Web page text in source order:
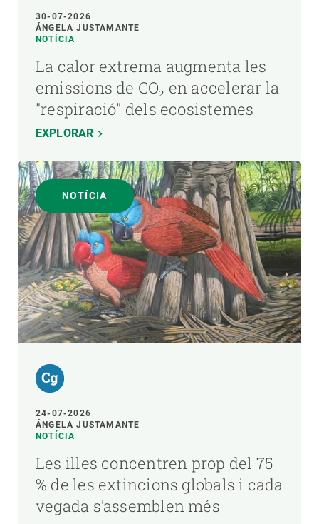
30-07-2026
ÁNGELA JUSTAMANTE
NOTÍCIA
La calor extrema augmenta les
emissions de CO₂ en accelerar la
"respiració" dels ecosistemes
EXPLORAR
NOTÍCIA
24-07-2026
ÁNGELA JUSTAMANTE
NOTÍCIA
Les illes concentren prop del 75
% de les extincions globals i cada
vegada s’assemblen més